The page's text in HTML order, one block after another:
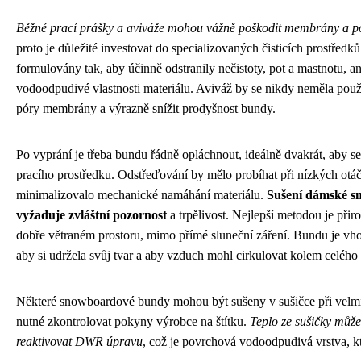
Běžné prací prášky a aviváže mohou vážně poškodit membrány a
proto je důležité investovat do specializovaných čisticích
formulovány tak, aby účinně odstranily nečistoty, pot a mastnotu,
vodoodpudivé vlastnosti materiálu. Aviváž by se nikdy neměla
póry membrány a výrazně snížit prodyšnost bundy.
Po vyprání je třeba bundu řádně opláchnout, ideálně dvakrát, aby
pracího prostředku. Odstřeďování by mělo probíhat při nízkých
minimalizovalo mechanické namáhání materiálu. Sušení dámské
vyžaduje zvláštní pozornost a trpělivost. Nejlepší metodou je
dobře větraném prostoru, mimo přímé sluneční záření. Bundu je
aby si udržela svůj tvar a aby vzduch mohl cirkulovat kolem
Některé snowboardové bundy mohou být sušeny v sušičce při
nutné zkontrolovat pokyny výrobce na štítku. Teplo ze sušičky
reaktivovat DWR úpravu, což je povrchová vodoodpudivá vrstva,